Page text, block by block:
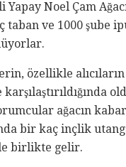
Noel Çam
taban ve 1000 şube
özellikle
ağacın
bir kaç inçlik
birlikte gelir.